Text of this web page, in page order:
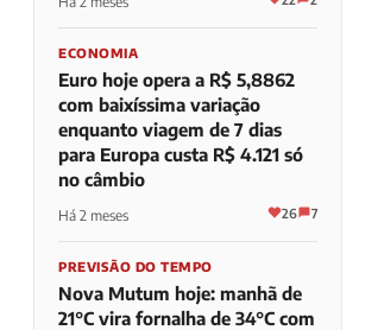
ECONOMIA
Euro hoje opera a R$ 5,8862
com baixíssima variação
enquanto viagem de 7 dias
para Europa custa R$ 4.121 só
no câmbio
Há 2 meses 26 7
PREVISÃO DO TEMPO
Nova Mutum hoje: manhã de
21°C vira fornalha de 34°C com